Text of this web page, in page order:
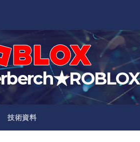
技術資料